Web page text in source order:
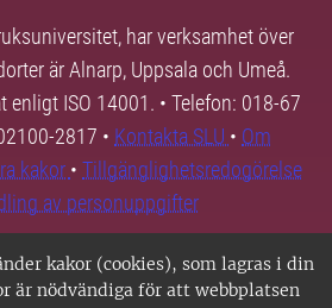
kakor (cookies), som lagras i din
är nödvändiga för att webbplatsen
har verksamhet över
är Alnarp, Uppsala och Umeå.
enligt ISO 14001. • Telefon: 018-67
2817 • Kontakta SLU • Om
kakor • Tillgänglighetsredogörelse
av personuppgifter